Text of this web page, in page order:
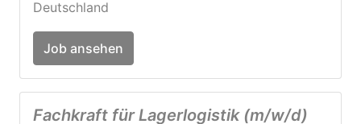
Deutschland
Job ansehen
Fachkraft für Lagerlogistik (m/w/d)